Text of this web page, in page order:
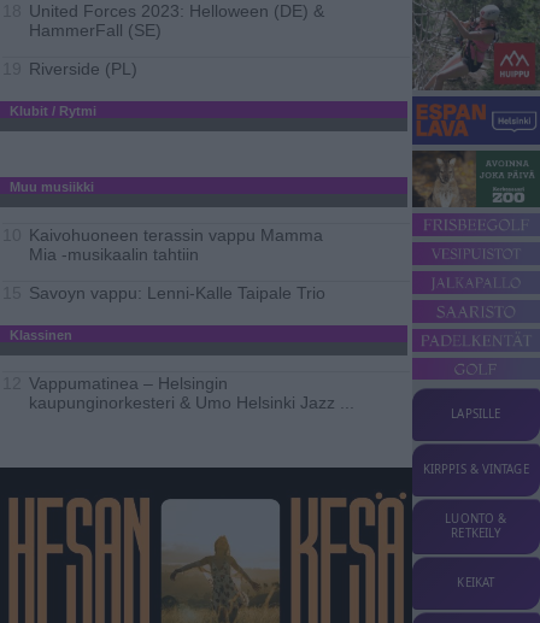
United Forces 2023: Helloween (DE) &
HammerFall (SE)
Riverside (PL)
Klubit / Rytmi
Muu musiikki
Kaivohuoneen terassin vappu Mamma
Mia -musikaalin tahtiin
Savoyn vappu: Lenni-Kalle Taipale Trio
Klassinen
Vappumatinea – Helsingin
kaupunginorkesteri & Umo Helsinki Jazz ...
LAPSILLE
KIRPPIS & VINTAGE
LUONTO &
RETKEILY
KEIKAT